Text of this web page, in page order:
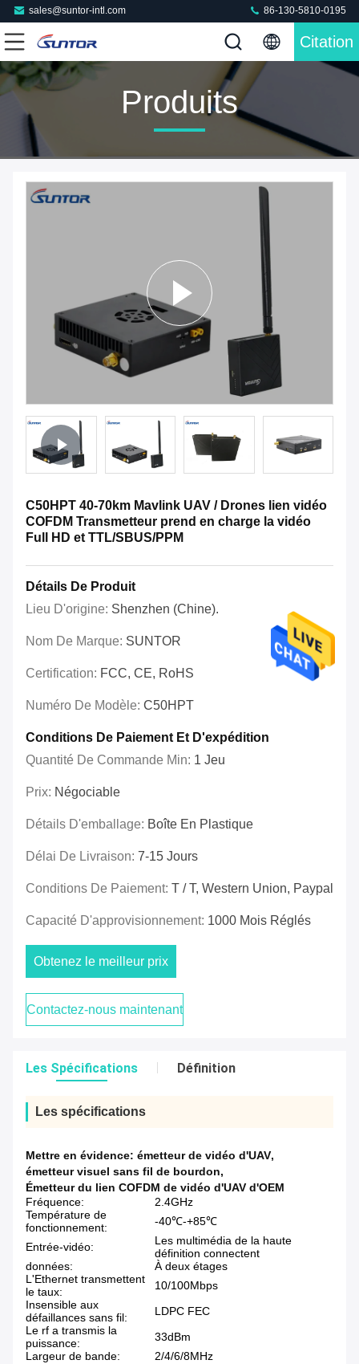
sales@suntor-intl.com 86-130-5810-0195
Citation
Produits
C50HPT 40-70km Mavlink UAV / Drones lien vidéo
COFDM Transmetteur prend en charge la vidéo
Full HD et TTL/SBUS/PPM
Détails De Produit
Lieu D'origine: Shenzhen (Chine).
Nom De Marque: SUNTOR
Certification: FCC, CE, RoHS
Numéro De Modèle: C50HPT
Conditions De Paiement Et D'expédition
Quantité De Commande Min: 1 Jeu
Prix: Négociable
Détails D'emballage: Boîte En Plastique
Délai De Livraison: 7-15 Jours
Conditions De Paiement: T / T, Western Union, Paypal
Capacité D'approvisionnement: 1000 Mois Réglés
Obtenez le meilleur prix
Contactez-nous maintenant
Les Spécifications Définition
Les spécifications
Mettre en évidence: émetteur de vidéo d'UAV,
émetteur visuel sans fil de bourdon,
Émetteur du lien COFDM de vidéo d'UAV d'OEM
Fréquence:
2.4GHz
Température de
fonctionnement:
-40℃-+85℃
Entrée-vidéo:
Les multimédia de la haute
définition connectent
données:
À deux étages
L'Ethernet transmettent
le taux:
10/100Mbps
Insensible aux
défaillances sans fil:
LDPC FEC
Le rf a transmis la
puissance:
33dBm
Largeur de bande:
2/4/6/8MHz